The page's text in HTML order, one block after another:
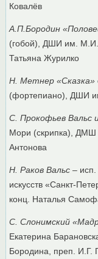
Ковалёв
А.П.Бородин
(гобой), ДШИ им. М.И.
Татьяна Журилко
Н. Метнер «Сказка»
(фортепиано), ДШИ
С. Прокофьев Вальс
Мори (скрипка), ДМШ
Антонова
Н. Раков Вальс –
искусств «Санкт-
конц. Наталья
С. Слонимский
Екатерина
Бородина, преп. И.Г.